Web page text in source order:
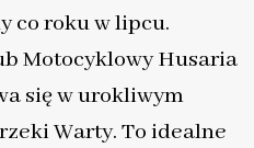
co roku w lipcu.
Motocyklowy Husaria
się w urokliwym
Warty. To idealne